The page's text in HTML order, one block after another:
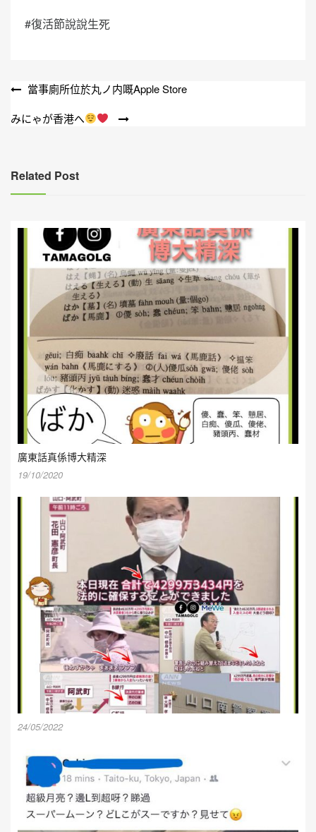
#復活節說說生死
文
章
當事廁所位於丸ノ内嘅Apple Store
みにゃが香港へ
Related Post
廣東話真係博大精深
19/10/2020
24/05/2022